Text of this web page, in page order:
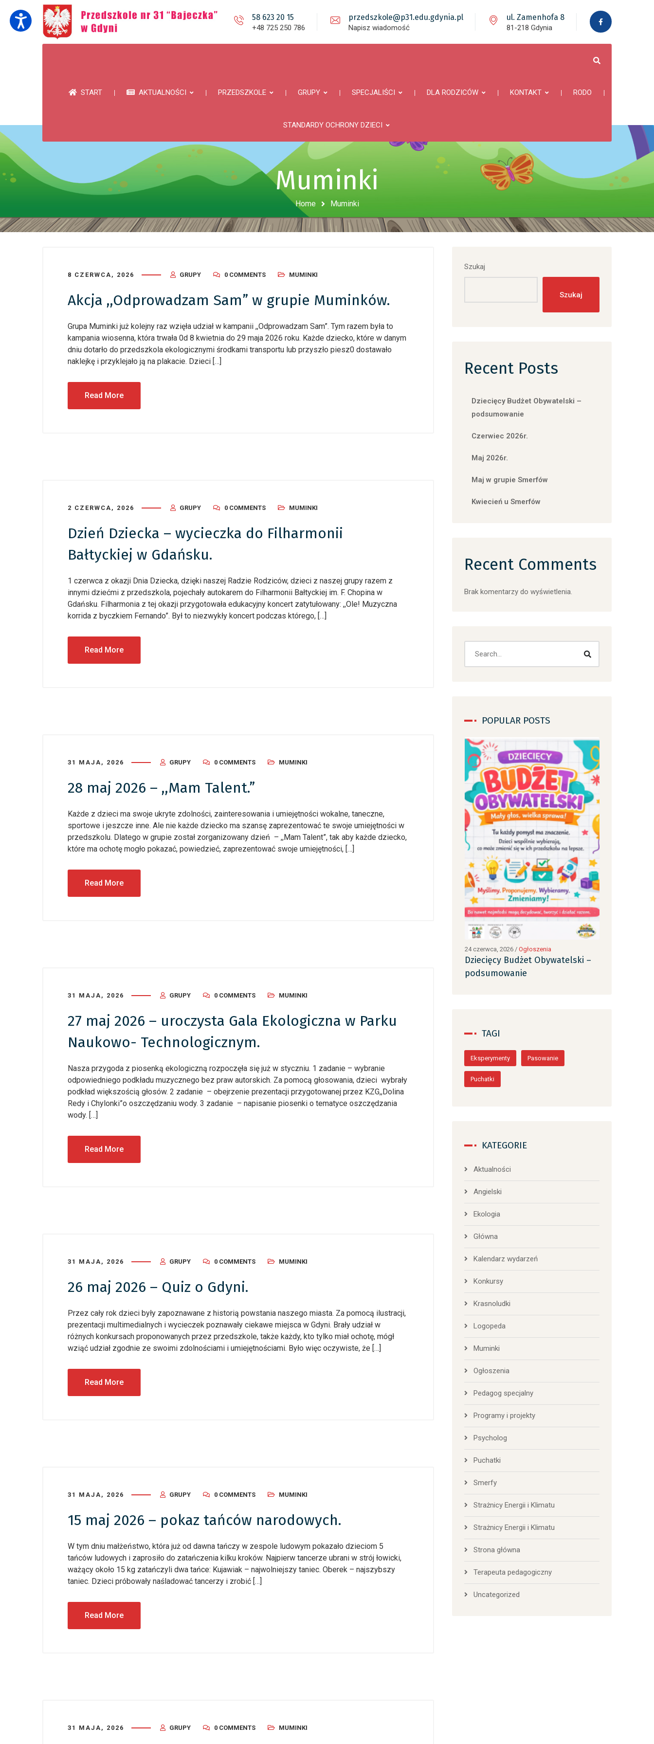
58 623 20 15
+48 725 250 786
przedszkole@p31.edu.gdynia.pl
Napisz wiadomość
ul. Zamenhofa 8
81-218 Gdynia
START AKTUALNOŚCI PRZEDSZKOLE GRUPY SPECJALIŚCI DLA RODZICÓW KONTAKT RODO
STANDARDY OCHRONY DZIECI
Muminki
Home Muminki
8 CZERWCA, 2026 GRUPY 0 COMMENTS MUMINKI
Akcja ,,Odprowadzam Sam” w grupie Muminków.
Grupa Muminki już kolejny raz wzięła udział w kampanii ,,Odprowadzam Sam”. Tym razem była to
kampania wiosenna, która trwała 0d 8 kwietnia do 29 maja 2026 roku. Każde dziecko, które w danym
dniu dotarło do przedszkola ekologicznymi środkami transportu lub przyszło piesz0 dostawało
naklejkę i przyklejało ją na plakacie. Dzieci […]
Read More
2 CZERWCA, 2026 GRUPY 0 COMMENTS MUMINKI
Dzień Dziecka – wycieczka do Filharmonii
Bałtyckiej w Gdańsku.
1 czerwca z okazji Dnia Dziecka, dzięki naszej Radzie Rodziców, dzieci z naszej grupy razem z
innymi dziećmi z przedszkola, pojechały autokarem do Filharmonii Bałtyckiej im. F. Chopina w
Gdańsku. Filharmonia z tej okazji przygotowała edukacyjny koncert zatytułowany: ,,Ole! Muzyczna
korrida z byczkiem Fernando”. Był to niezwykły koncert podczas którego, […]
Read More
31 MAJA, 2026 GRUPY 0 COMMENTS MUMINKI
28 maj 2026 – ,,Mam Talent.”
Każde z dzieci ma swoje ukryte zdolności, zainteresowania i umiejętności wokalne, taneczne,
sportowe i jeszcze inne. Ale nie każde dziecko ma szansę zaprezentować te swoje umiejętności w
przedszkolu. Dlatego w grupie został zorganizowany dzień – ,,Mam Talent”, tak aby każde dziecko,
które ma ochotę mogło pokazać, powiedzieć, zaprezentować swoje umiejętności, […]
Read More
31 MAJA, 2026 GRUPY 0 COMMENTS MUMINKI
27 maj 2026 – uroczysta Gala Ekologiczna w Parku
Naukowo- Technologicznym.
Nasza przygoda z piosenką ekologiczną rozpoczęła się już w styczniu. 1 zadanie – wybranie
odpowiedniego podkładu muzycznego bez praw autorskich. Za pomocą głosowania, dzieci wybrały
podkład większością głosów. 2 zadanie – obejrzenie prezentacji przygotowanej przez KZG,,Dolina
Redy i Chylonki”o oszczędzaniu wody. 3 zadanie – napisanie piosenki o tematyce oszczędzania
wody. […]
Read More
31 MAJA, 2026 GRUPY 0 COMMENTS MUMINKI
26 maj 2026 – Quiz o Gdyni.
Przez cały rok dzieci były zapoznawane z historią powstania naszego miasta. Za pomocą ilustracji,
prezentacji multimedialnych i wycieczek poznawały ciekawe miejsca w Gdyni. Brały udział w
różnych konkursach proponowanych przez przedszkole, także każdy, kto tylko miał ochotę, mógł
wziąć udział zgodnie ze swoimi zdolnościami i umiejętnościami. Było więc oczywiste, że […]
Read More
31 MAJA, 2026 GRUPY 0 COMMENTS MUMINKI
15 maj 2026 – pokaz tańców narodowych.
W tym dniu małżeństwo, która już od dawna tańczy w zespole ludowym pokazało dzieciom 5
tańców ludowych i zaprosiło do zatańczenia kilku kroków. Najpierw tancerze ubrani w strój łowicki,
ważący około 15 kg zatańczyli dwa tańce: Kujawiak – najwolniejszy taniec. Oberek – najszybszy
taniec. Dzieci próbowały naśladować tancerzy i zrobić […]
Read More
31 MAJA, 2026 GRUPY 0 COMMENTS MUMINKI
Szukaj
Szukaj
Recent Posts
Dziecięcy Budżet Obywatelski –
podsumowanie
Czerwiec 2026r.
Maj 2026r.
Maj w grupie Smerfów
Kwiecień u Smerfów
Recent Comments
Brak komentarzy do wyświetlenia.
POPULAR POSTS
24 czerwca, 2026/ Ogłoszenia
Dziecięcy Budżet Obywatelski –
podsumowanie
TAGI
Eksperymenty Pasowanie
Puchatki
KATEGORIE
Aktualności
Angielski
Ekologia
Główna
Kalendarz wydarzeń
Konkursy
Krasnoludki
Logopeda
Muminki
Ogłoszenia
Pedagog specjalny
Programy i projekty
Psycholog
Puchatki
Smerfy
Strażnicy Energii i Klimatu
Strażnicy Energii i Klimatu
Strona główna
Terapeuta pedagogiczny
Uncategorized